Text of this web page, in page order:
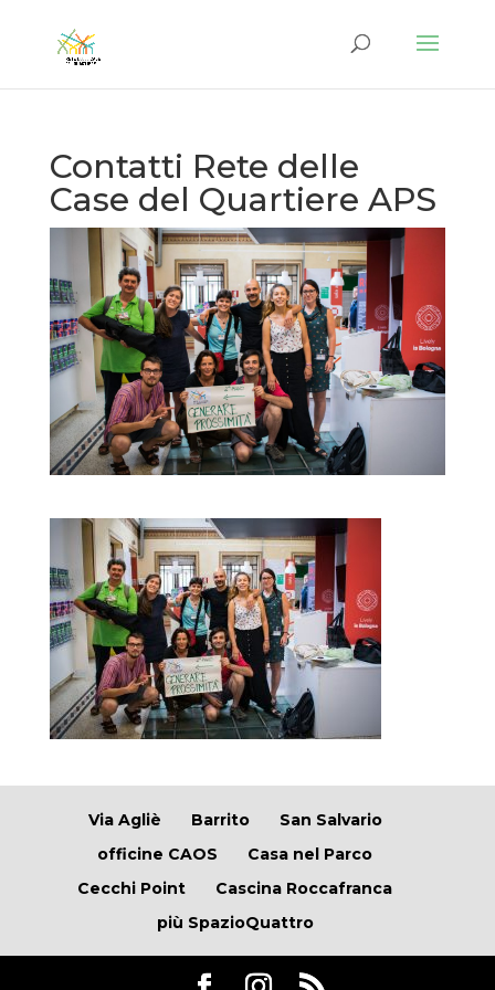
Contatti Rete delle
Case del Quartiere APS
Via Agliè Barrito
San Salvario
officine CAOS
Casa nel Parco
Cecchi Point
Cascina Roccafranca
più SpazioQuattro